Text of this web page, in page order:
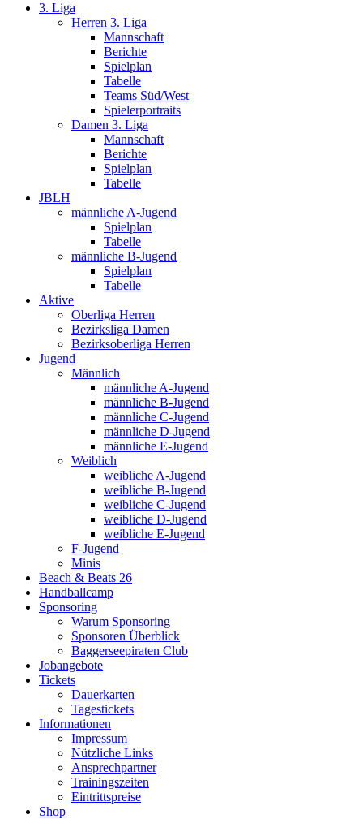
3. Liga
Herren 3. Liga
Mannschaft
Berichte
Spielplan
Tabelle
Teams Süd/West
Spielerportraits
Damen 3. Liga
Mannschaft
Berichte
Spielplan
Tabelle
JBLH
männliche A-Jugend
Spielplan
Tabelle
männliche B-Jugend
Spielplan
Tabelle
Aktive
Oberliga Herren
Bezirksliga Damen
Bezirksoberliga Herren
Jugend
Männlich
männliche A-Jugend
männliche B-Jugend
männliche C-Jugend
männliche D-Jugend
männliche E-Jugend
Weiblich
weibliche A-Jugend
weibliche B-Jugend
weibliche C-Jugend
weibliche D-Jugend
weibliche E-Jugend
F-Jugend
Minis
Beach & Beats 26
Handballcamp
Sponsoring
Warum Sponsoring
Sponsoren Überblick
Baggerseepiraten Club
Jobangebote
Tickets
Dauerkarten
Tagestickets
Informationen
Impressum
Nützliche Links
Ansprechpartner
Trainingszeiten
Eintrittspreise
Shop